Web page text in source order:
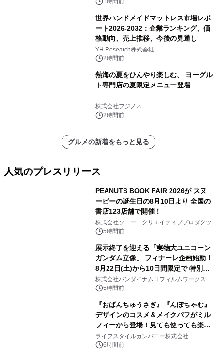
1時間前
世界ハンドメイドマットレス市場レポ
ート2026-2032：企業ランキング、価
格動向、売上推移、今後の見通し
YH Research株式会社
2時間前
熱海の夏をひんやり楽しむ、 ヨーグル
ト専門店の夏限定メニュー登場
株式会社フジノネ
2時間前
グルメの新着をもっと見る
人気のプレスリリース
PEANUTS BOOK FAIR 2026が スヌ
ーピーの誕生日の8月10日より 全国の
書店123店舗で開催！
株式会社ソニー・クリエイティブプロダクツ
5時間前
展示終了を迎える「実物大ユニコーン
ガンダム立像」 フィナーレ企画始動！
8月22日(土)から10日間限定で 特別映
像『UNICORN GUNDAM Statue ―
BEYOND POSSIBILITY ―』を上映！
株式会社バンダイナムコフィルムワークス
5時間前
『おぱんちゅうさぎ』『んぽちゃむ』
デザインのコスメ＆メイクパフがミル
フィーから登場！見ても使っても楽し
い、ポップでキュートなコレクショ
ン。
ライフスタイルカンパニー株式会社
6時間前